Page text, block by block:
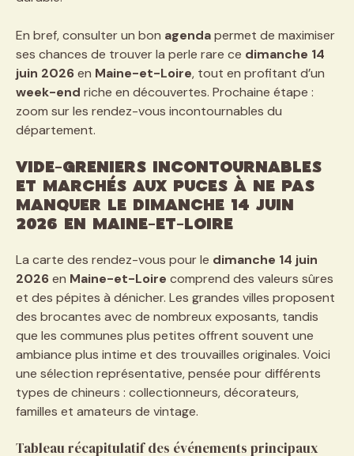
En bref, consulter un bon agendapermet de maximiser
ses chances de trouver la perle rare ce dimanche 14
juin 2026en Maine-et-Loire, tout en profitant d’un
week-end riche en découvertes. Prochaine étape :
zoom sur les rendez-vous incontournables du
département.
Vide-greniers incontournables
et marchés aux puces à ne pas
manquer le dimanche 14 juin
2026 en Maine-et-Loire
La carte des rendez-vous pour le dimanche 14 juin
2026en Maine-et-Loire comprend des valeurs sûres
et des pépites à dénicher. Les grandes villes proposent
des brocantes avec de nombreux exposants, tandis
que les communes plus petites offrent souvent une
ambiance plus intime et des trouvailles originales. Voici
une sélection représentative, pensée pour différents
types de chineurs : collectionneurs, décorateurs,
familles et amateurs de vintage.
Tableau récapitulatif des événements principaux